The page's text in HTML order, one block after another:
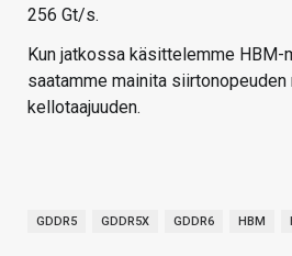
256 Gt/s.
Kun jatkossa käsittelemme
saatamme mainita siirtonopeuden
kellotaajuuden.
GDDR5 GDDR5X GDDR6 HBM